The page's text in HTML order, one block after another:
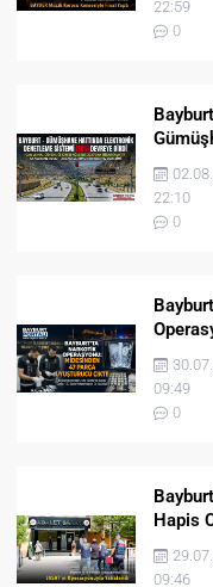
Yaptı
22:59
0
(EDS)
22:10
0
Parça
Çıktı!
09:49
0
Hapis
09:46